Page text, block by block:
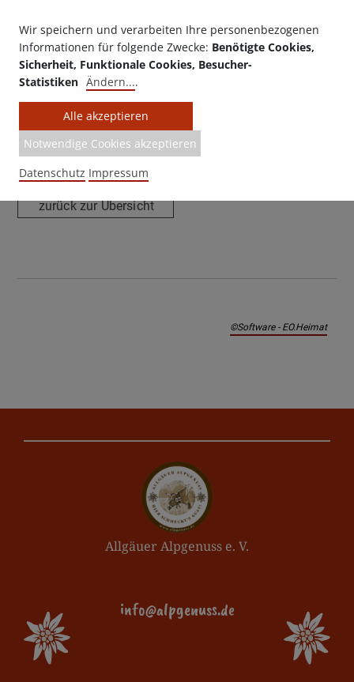
Made with ♥ by EO Heimat / OYA
media
zurück zur Übersicht
©Software - EO.Heimat
Allgäuer Alpgenuss e. V.
info@alpgenuss.de
Wir speichern und verarbeiten Ihre personenbezogenen
Informationen für folgende Zwecke: Benötigte Cookies,
Sicherheit, Funktionale Cookies, Besucher-
Statistiken Ändern....
Alle akzeptieren
Notwendige Cookies akzeptieren
Datenschutz Impressum